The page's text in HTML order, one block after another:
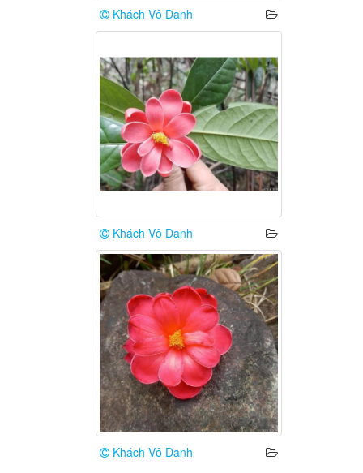
Khách Vô Danh
Khách Vô Danh
Khách Vô Danh